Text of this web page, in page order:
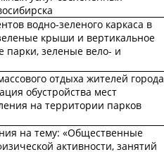
водно-зеленого каркаса в
крыши и вертикальное
парки, зеленые вело- и
отдыха жителей города
обустройства мест
на территории парков
на тему: «Общественные
активности, занятий